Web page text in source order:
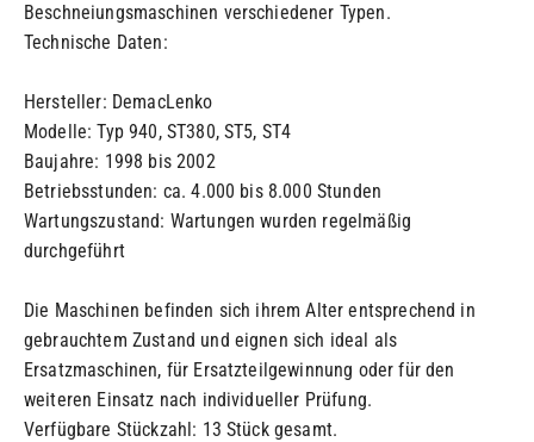
Beschneiungsmaschinen verschiedener Typen.
Technische Daten:
Hersteller: DemacLenko
Modelle: Typ 940, ST380, ST5, ST4
Baujahre: 1998 bis 2002
Betriebsstunden: ca. 4.000 bis 8.000 Stunden
Wartungszustand: Wartungen wurden regelmäßig
durchgeführt
Die Maschinen befinden sich ihrem Alter entsprechend in
gebrauchtem Zustand und eignen sich ideal als
Ersatzmaschinen, für Ersatzteilgewinnung oder für den
weiteren Einsatz nach individueller Prüfung.
Verfügbare Stückzahl: 13 Stück gesamt.